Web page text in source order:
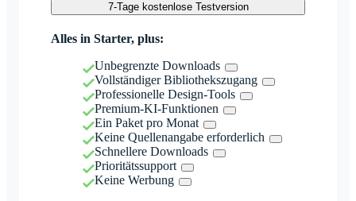
7-Tage kostenlose Testversion
Alles in Starter, plus:
Unbegrenzte Downloads
Vollständiger Bibliothekszugang
Professionelle Design-Tools
Premium-KI-Funktionen
Ein Paket pro Monat
Keine Quellenangabe erforderlich
Schnellere Downloads
Prioritätssupport
Keine Werbung